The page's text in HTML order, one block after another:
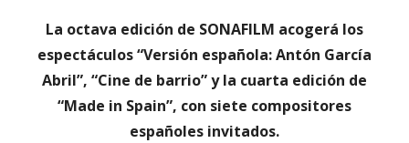
La octava edición de SONAFILM acogerá los
espectáculos “Versión española: Antón García
Abril”, “Cine de barrio” y la cuarta edición de
“Made in Spain”, con siete compositores
españoles invitados.